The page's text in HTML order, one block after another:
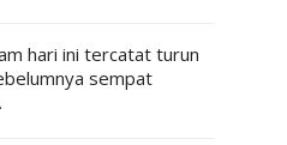
hari ini tercatat turun
sempat